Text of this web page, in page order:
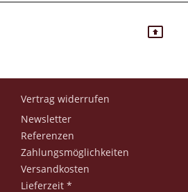
Vertrag widerrufen
Newsletter
Referenzen
Zahlungsmöglichkeiten
Versandkosten
Lieferzeit *